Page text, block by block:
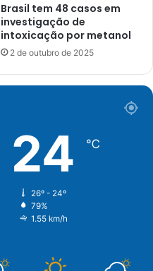
Brasil tem 48 casos em
investigação de
intoxicação por metanol
2 de outubro de 2025
24 ℃
26º - 24º
79%
1.55 km/h